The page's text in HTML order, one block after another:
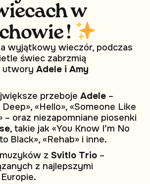
w
!
wyjątkowy wieczór, podczas
świec zabrzmią
utwory Adele i Amy
przeboje Adele–
«Hello», «Someone Like
– oraz niezapomniane piosenki
, takie jak «You Know I’m No
Black», «Rehab» i inne.
z Svitlo Trio–
z najlepszymi